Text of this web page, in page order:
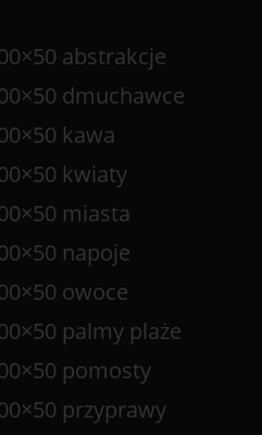
abstrakcje
dmuchawce
kawa
kwiaty
miasta
napoje
owoce
palmy plaże
pomosty
przyprawy